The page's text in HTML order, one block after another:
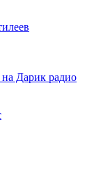
Дарик радио